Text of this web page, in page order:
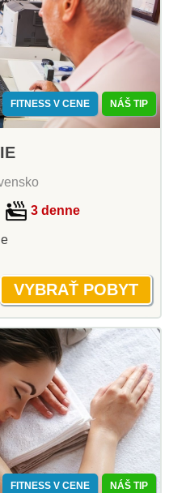
FITNESS V CENE NÁŠ TIP
3 denne
FITNESS V CENE NÁŠ TIP